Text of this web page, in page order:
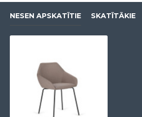
NESEN APSKATĪTIE SKATĪTĀKIE